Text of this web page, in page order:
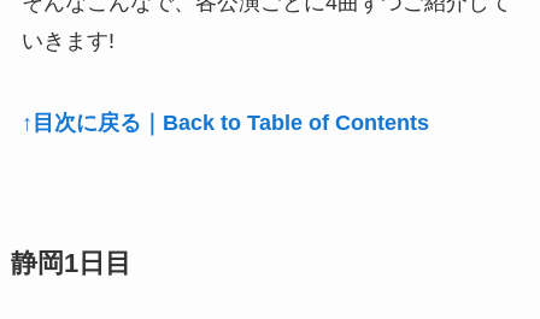
いきます!
↑目次に戻る｜Back to Table of Contents
静岡1日目